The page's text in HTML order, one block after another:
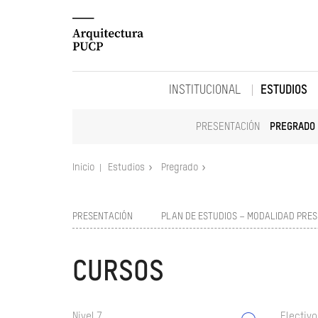
INSTITUCIONAL ESTUDIOS
PRESENTACIÓN PREGRADO
Inicio Estudios Pregrado
PRESENTACIÓN PLAN DE ESTUDIOS – MODALIDAD
CURSOS